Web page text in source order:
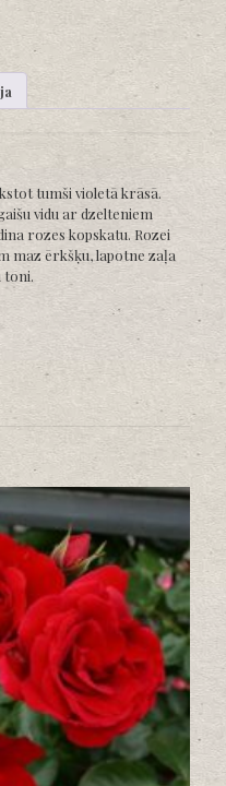
tumši violetā krāsā.
vidu ar dzelteniem
rozes kopskatu. Rozei
maz ērkšķu, lapotne zaļa
toni.